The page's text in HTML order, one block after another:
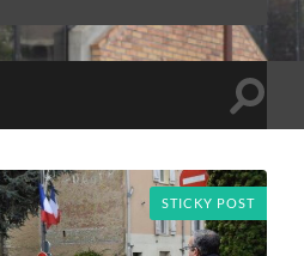
Toggle
STICKY POST